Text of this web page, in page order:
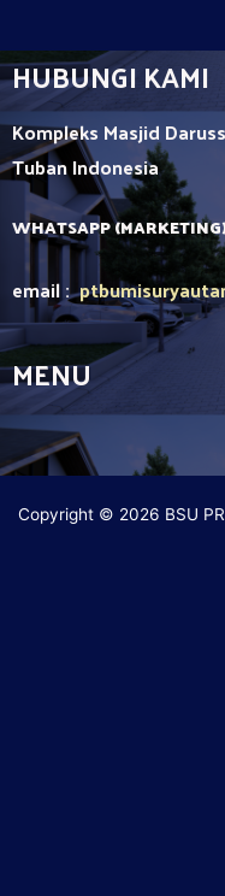
HUBUNGI KAMI
Kompleks Masjid
TubanIndonesia
WHATSAPP
email :
MENU
Copyright © 2026 BSU